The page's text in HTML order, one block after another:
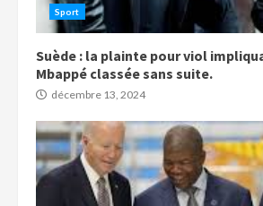
Sport
Suède : la plainte pour viol
Mbappé classée sans suite.
décembre 13, 2024